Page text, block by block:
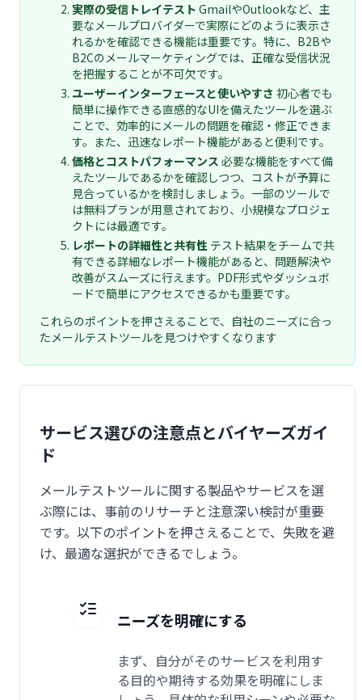
実際の受信トレイテスト GmailやOutlookなど、主
要なメールプロバイダーで実際にどのように表示さ
れるかを確認できる機能は重要です。特に、B2Bや
B2Cのメールマーケティングでは、正確な受信状況
を把握することが不可欠です。
ユーザーインターフェースと使いやすさ 初心者でも
簡単に操作できる直感的なUIを備えたツールを選ぶ
ことで、効率的にメールの問題を確認・修正できま
す。また、迅速なレポート機能があると便利です。
価格とコストパフォーマンス 必要な機能をすべて備
えたツールであるかを確認しつつ、コストが予算に
見合っているかを検討しましょう。一部のツールで
は無料プランが用意されており、小規模なプロジェ
クトには最適です。
レポートの詳細性と共有性 テスト結果をチームで共
有できる詳細なレポート機能があると、問題解決や
改善がスムーズに行えます。PDF形式やダッシュボ
ードで簡単にアクセスできるかも重要です。
これらのポイントを押さえることで、自社のニーズに合っ
たメールテストツールを見つけやすくなります
サービス選びの注意点とバイヤーズガイ
ド
メールテストツールに関する製品やサービスを選
ぶ際には、事前のリサーチと注意深い検討が重要
です。以下のポイントを押さえることで、失敗を避
け、最適な選択ができるでしょう。
ニーズを明確にする
まず、自分がそのサービスを利用す
る目的や期待する効果を明確にしま